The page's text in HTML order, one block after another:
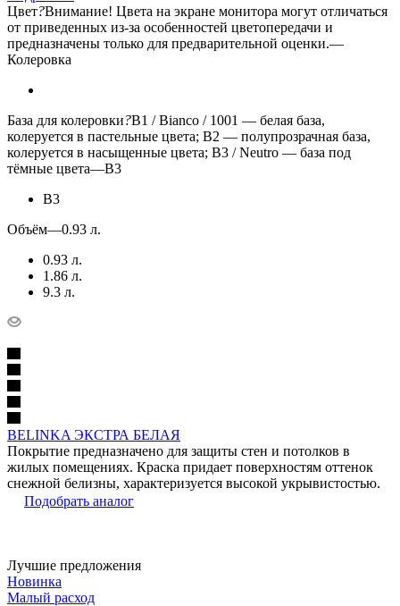
Цвет?Внимание! Цвета на экране монитора могут отличаться
от приведенных из-за особенностей цветопередачи и
предназначены только для предварительной оценки.—
Колеровка
База для колеровки?B1 / Bianco / 1001 — белая база,
колеруется в пастельные цвета; B2 — полупрозрачная база,
колеруется в насыщенные цвета; B3 / Neutro — база под
тёмные цвета—B3
B3
Объём—0.93 л.
0.93 л.
1.86 л.
9.3 л.
BELINKA ЭКСТРА БЕЛАЯ
Покрытие предназначено для защиты стен и потолков в
жилых помещениях. Краска придает поверхностям оттенок
снежной белизны, характеризуется высокой укрывистостью.
Подобрать аналог
Лучшие предложения
Новинка
Малый расход